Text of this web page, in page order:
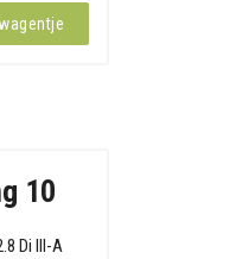
10
Di III-A